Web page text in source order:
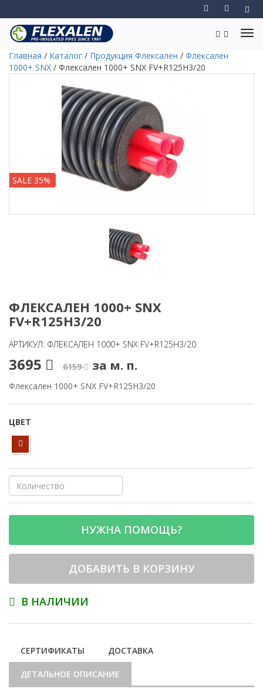
Главная / Каталог / Продукция Флексален / Флексален
1000+ SNX / Флексален 1000+ SNX FV+R125H3/20
SALE 35%
ФЛЕКСАЛЕН 1000+ SNX
FV+R125H3/20
АРТИКУЛ: ФЛЕКСАЛЕН 1000+ SNX FV+R125H3/20
3695 6159 за м. п.
Флексален 1000+ SNX FV+R125H3/20
ЦВЕТ
НУЖНА ПОМОЩЬ?
ДОБАВИТЬ В КОРЗИНУ
В НАЛИЧИИ
СЕРТИФИКАТЫ ДОСТАВКА
ДЕТАЛЬНОЕ ОПИСАНИЕ